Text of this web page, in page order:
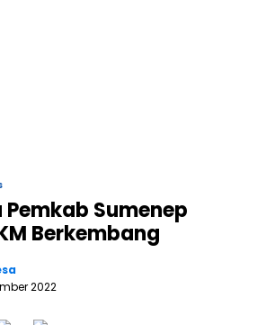
Pemkab Sumenep
Berkembang
2022